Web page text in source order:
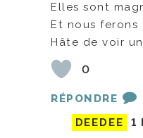
Elles sont
Et nous
Hâte de voir
0
RÉPONDRE
DEEDEE
1